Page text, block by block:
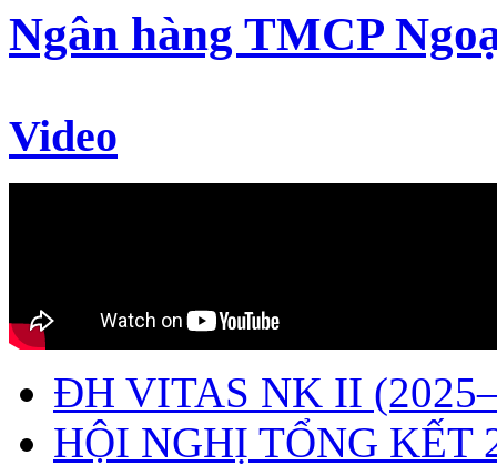
Ngân hàng TMCP
Video
ĐH VITAS NK II
HỘI NGHỊ TỔNG